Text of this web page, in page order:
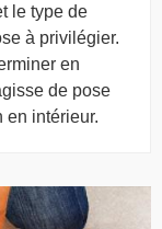
le type de
à privilégier.
en
de pose
en intérieur.